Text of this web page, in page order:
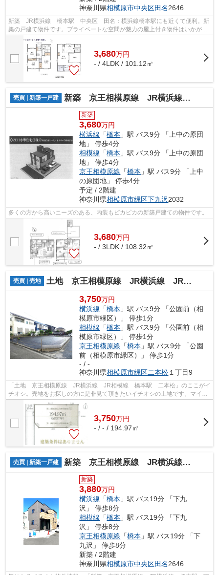
神奈川県相模原市中央区田名2646
新築 JR横浜線 橋本駅 中央区 田名：横浜線橋本駅にも近くて便利。新
築の戸建て物件です。プライベートな空間が魅力の屋上付き物件はいかがで
すか。
3,680万円
- / 4LDK / 101.12㎡
売買 | 新築一戸建 新築 京王相模原線 JR横浜線 橋本駅 下九沢
新築
3,680万円
横浜線 「橋本 」駅 バス9分 「上中の原団
地」 停歩4分
相模線 「橋本 」駅 バス9分 「上中の原団
地」 停歩4分
京王相模原線 「橋本 」駅 バス9分 「上中
の原団地」 停歩4分
予定 / 2階建
神奈川県相模原市緑区下九沢2032
多くの方から高いニーズのある、内装もピカピカの新築戸建ての物件です。
3,680万円
- / 3LDK / 108.32㎡
売買 | 売地 土地 京王相模原線 JR横浜線 JR相模線 橋本駅 二本松
3,750万円
横浜線 「橋本 」駅 バス9分 「公園前（相
模原市緑区）」 停歩1分
相模線 「橋本 」駅 バス9分 「公園前（相
模原市緑区）」 停歩1分
京王相模原線 「橋本 」駅 バス9分 「公園
前（相模原市緑区）」 停歩1分
- / -
神奈川県相模原市緑区二本松 １丁目9
「土地 京王相模原線 JR横浜線 JR相模線 橋本駅 二本松」のここがイ
チオシ。売地をお探しの方に是非見て頂きたいイチオシの土地です。マイホ
ームに強いこだわりがあるなら、50坪...
3,750万円
- / - / 194.97㎡
売買 | 新築一戸建 新築 京王相模原線 JR横浜線 橋本駅 下九沢
新築
3,880万円
横浜線 「橋本 」駅 バス19分 「下九
沢」 停歩8分
相模線 「橋本 」駅 バス19分 「下九
沢」 停歩8分
京王相模原線 「橋本 」駅 バス19分 「下
九沢」 停歩8分
新築 / 2階建
神奈川県相模原市中央区田名2646